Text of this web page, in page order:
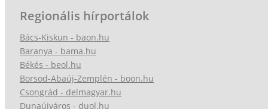
Regionális hírportálok
Bács-Kiskun - baon.hu
Baranya - bama.hu
Békés - beol.hu
Borsod-Abaúj-Zemplén - boon.hu
Csongrád - delmagyar.hu
Dunaújváros - duol.hu